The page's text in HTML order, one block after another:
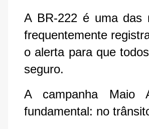
A BR-222 é uma das
frequentemente
o alerta para que
seguro.
A campanha Maio
fundamental: no